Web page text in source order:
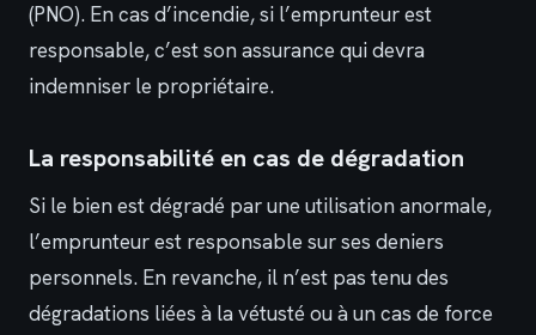
(PNO). En cas d’incendie, si l’emprunteur est
responsable, c’est son assurance qui devra
indemniser le propriétaire.
La responsabilité en cas de dégradation
Si le bien est dégradé par une utilisation anormale,
l’emprunteur est responsable sur ses deniers
personnels. En revanche, il n’est pas tenu des
dégradations liées à la vétusté ou à un cas de force